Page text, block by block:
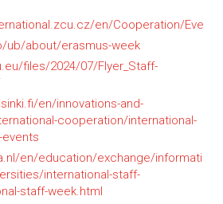
en/Cooperation/
ub/about/erasmus-week
files/2024/07/Flyer_Staff-
en/innovations-and-
cooperation/international-
en/education/exchange/information-
international-staff-
staff-week.html